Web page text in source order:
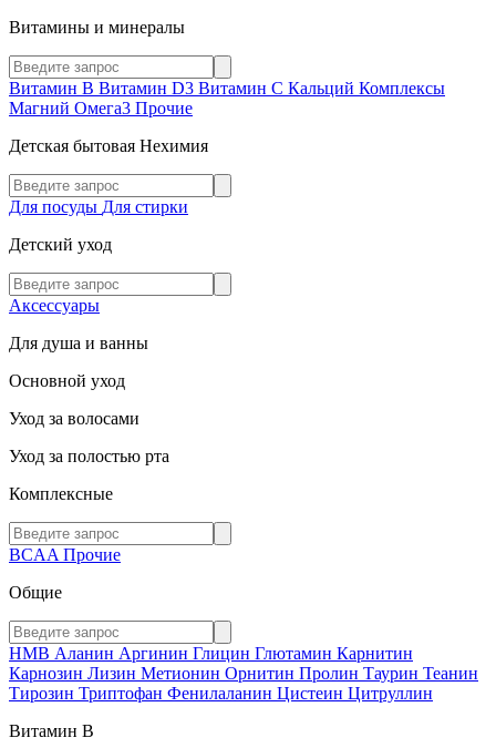
Витамины и минералы
Витамин В Витамин D3 Витамин С Кальций Комплексы
Магний Омега3 Прочие
Детская бытовая Нехимия
Для посуды Для стирки
Детский уход
Аксессуары
Для душа и ванны
Основной уход
Уход за волосами
Уход за полостью рта
Комплексные
BCAA Прочие
Общие
HMB Аланин Аргинин Глицин Глютамин Карнитин
Карнозин Лизин Метионин Орнитин Пролин Таурин Теанин
Тирозин Триптофан Фенилаланин Цистеин Цитруллин
Витамин В